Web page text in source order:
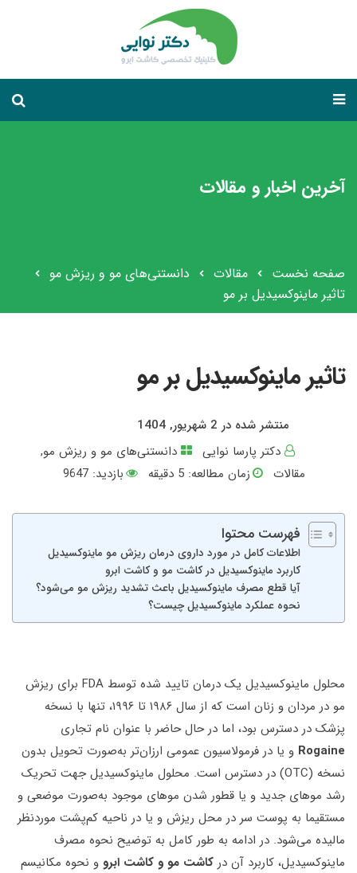
آخرین اخبار و مقالات
صفحه نخست مقالات
دانستنی‌های مو و ریزش مو
تاثیر ماینوکسیدیل بر مو
تاثیر ماینوکسیدیل بر مو
منتشر شده در 2 شهریور, 1404
دکتر پارسا نوایی
دانستنی‌های مو و ریزش مو,
مقالات
زمان مطالعه: 5 دقیقه بازدید: 9647
فهرست محتوا
اطلاعات کامل در مورد داروی درمان ریزش مو ماینوکسیدیل
کاربرد ماینوکسیدیل در کاشت مو و کاشت ابرو
آیا قطع مصرف ماینوکسیدیل باعث تشدید ریزش مو می‌شود؟
نحوه عملکرد ماینوکسیدیل چیست؟
محلول ماینوکسیدیل یک درمان تایید شده توسط FDA برای ریزش
مو در مردان و زنان است که از سال ۱۹۸۶ تا ۱۹۹۶، تنها با نسخه
پزشک در دسترس بود، اما در حال حاضر با عنوان نام تجاری
Rogaine و یا در فرمولاسیون عمومی ارزان‌تر به‌صورت تحویل بدون
نسخه (OTC) در دسترس است. محلول ماینوکسیدیل جهت تحریک
رشد موهای جدید و یا قطور شدن موهای موجود به‌صورت موضعی و
مستقیما به پوست سر در محل ریزش و یا در ناحیه کم‌پشت موردنظر
مالیده می‌شود. در ادامه به طور کامل به توضیح نحوه مصرف
ماینوکسیدیل، کاربرد آن در کاشت مو و کاشت ابرو و نحوه مکانیسم